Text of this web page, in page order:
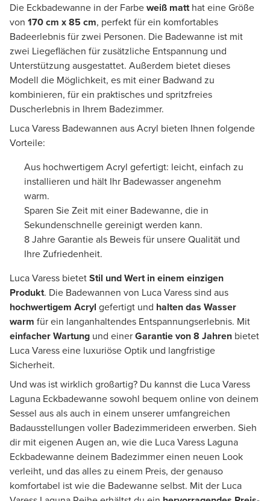
Die Eckbadewanne in der Farbeweiß matthat eine Größe
von 170 cm x 85 cm, perfekt für ein komfortables
Badeerlebnis für zwei Personen. Die Badewanne ist mit
zwei Liegeflächen für zusätzliche Entspannung und
Unterstützung ausgestattet. Außerdem bietet dieses
Modell die Möglichkeit, es mit einer Badwand zu
kombinieren, für ein praktisches und spritzfreies
Duscherlebnis in Ihrem Badezimmer.
Luca Varess Badewannen aus Acryl bieten Ihnen folgende
Vorteile:
Aus hochwertigem Acryl gefertigt: leicht, einfach zu
installieren und hält Ihr Badewasser angenehm
warm.
Sparen Sie Zeit mit einer Badewanne, die in
Sekundenschnelle gereinigt werden kann.
8 Jahre Garantie als Beweis für unsere Qualität und
Ihre Zufriedenheit.
Luca Varess bietetStil und Wert in einem einzigen
Produkt. Die Badewannen von Luca Varess sind aus
hochwertigem Acryl gefertigt und halten das Wasser
warm für ein langanhaltendes Entspannungserlebnis. Mit
einfacher Wartung und einerGarantie von 8 Jahren bietet
Luca Varess eine luxuriöse Optik und langfristige
Sicherheit.
Und was ist wirklich großartig? Du kannst die Luca Varess
Laguna Eckbadewanne sowohl bequem online von deinem
Sessel aus als auch in einem unserer umfangreichen
Badausstellungen voller Badezimmerideen erwerben. Sieh
dir mit eigenen Augen an, wie die Luca Varess Laguna
Eckbadewanne deinem Badezimmer einen neuen Look
verleiht, und das alles zu einem Preis, der genauso
komfortabel ist wie die Badewanne selbst. Mit der Luca